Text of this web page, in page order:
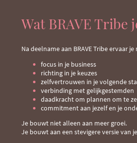
Wat BRAVE Tribe
Na deelname aan BRAVE Tribe ervaar je
focus in je business
richting in je keuzes
zelfvertrouwen in je volgende
verbinding met gelijkgestemden
daadkracht om plannen om te
commitment aan jezelf en je
Je bouwt niet alleen aan meer groei.
Je bouwt aan een stevigere versie van